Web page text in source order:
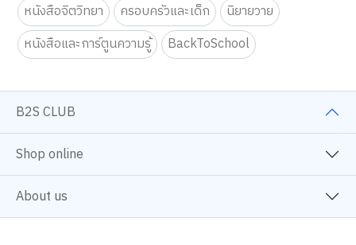
หนังสือจิตวิทยา
ครอบครัวและเด็ก
นิยายวาย
หนังสือและการ์ตูนความรู้
BackToSchool
B2S CLUB
Shop online
About us